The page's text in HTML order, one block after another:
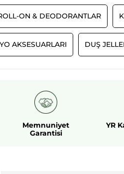
ON & DEODORANTLAR
AKSESUARLARI DUŞ
Memnuniyet
Garantisi
YR